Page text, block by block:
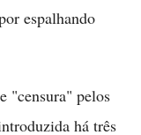
espalhando
"censura" pelos
há três